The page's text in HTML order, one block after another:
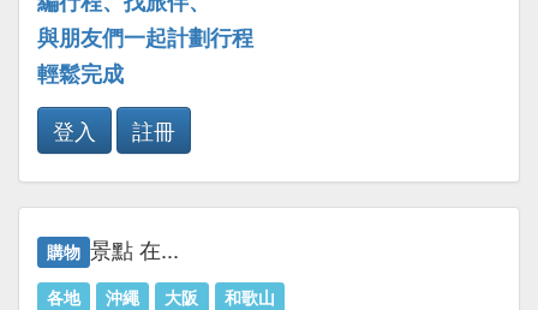
與朋友們一起計劃行程
輕鬆完成
登入
註冊
購物 景點 在...
各地 沖繩 大阪 和歌山